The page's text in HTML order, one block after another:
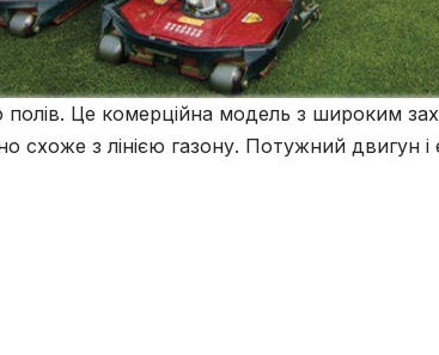
полів. Це комерційна модель з широким
схоже з лінією газону. Потужний двигун